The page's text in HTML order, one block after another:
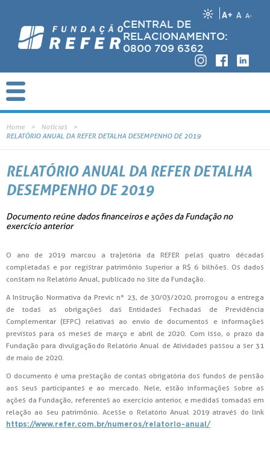
A+ A A-
CENTRAL DE
RELACIONAMENTO:
0800 709 6362
Home
Notícias
RELATÓRIO ANUAL DA REFER DETALHA DESEMPENHO DE 2019
RELATÓRIO ANUAL DA REFER DETALHA
DESEMPENHO DE 2019
Documento reúne dados financeiros e ações da Fundação no
exercício anterior
O ano de 2019 marcou a trajetória da REFER pelas quatro décadas
completadas e por registrar patrimônio superior a R$ 6 bilhões. Os dados
constam no Relatório Anual, publicado no site da Fundação.
A Instrução Normativa da Previc nº 23, de 30/03/2020, prorrogou a entrega
de todas as obrigações das Entidades Fechadas de Previdência
Complementar (EFPC) relativas ao envio de documentos e informações
previstos para os meses de março e abril de 2020. Com isso, o prazo da
Fundação para divulgação do Relatório Anual de Atividades passou a ser 31
de maio de 2020.
O documento é uma prestação de contas obrigatória dos fundos de pensão
aos seus participantes e ao mercado. Nele, estão informações sobre as
ações da Fundação, referentes ao exercício anterior, e medidas tomadas em
relação ao seu patrimônio. Acesse o Relatório Anual 2019 através do link
https://www.refer.com.br/numeros/relatorio-anual/